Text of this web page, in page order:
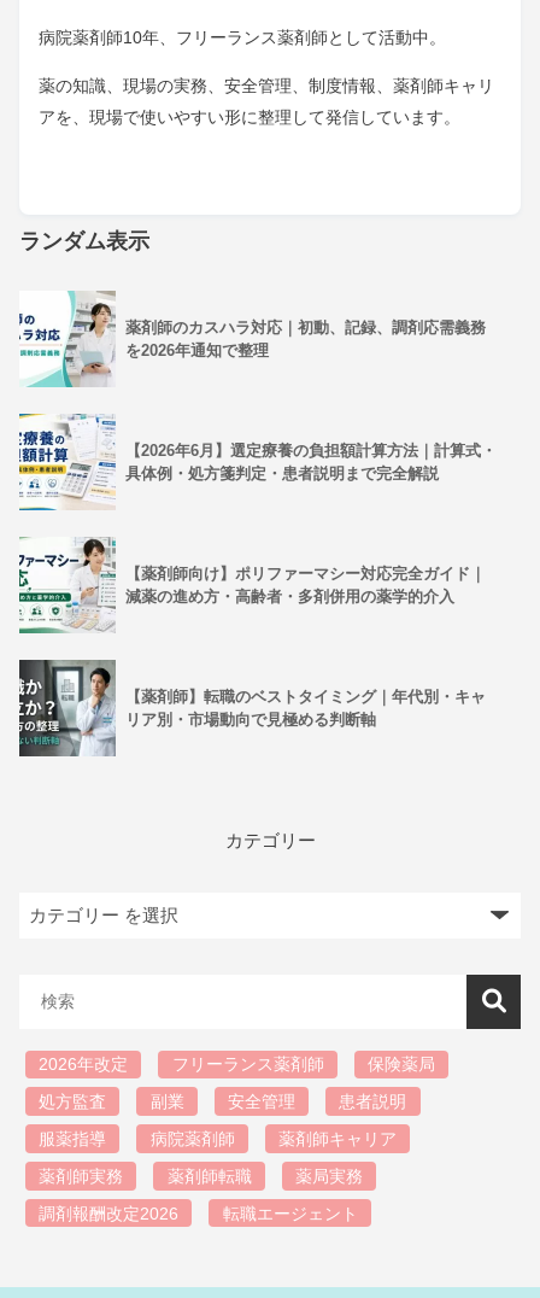
病院薬剤師10年、フリーランス薬剤師として活動中。
薬の知識、現場の実務、安全管理、制度情報、薬剤師キャリ
アを、現場で使いやすい形に整理して発信しています。
ランダム表示
薬剤師のカスハラ対応｜初動、記録、調剤応需義務
を2026年通知で整理
【2026年6月】選定療養の負担額計算方法｜計算式・
具体例・処方箋判定・患者説明まで完全解説
【薬剤師向け】ポリファーマシー対応完全ガイド｜
減薬の進め方・高齢者・多剤併用の薬学的介入
【薬剤師】転職のベストタイミング｜年代別・キャ
リア別・市場動向で見極める判断軸
カテゴリー
2026年改定 フリーランス薬剤師
保険薬局
処方監査
副業 安全管理
患者説明
服薬指導
病院薬剤師
薬剤師キャリア
薬剤師実務
薬剤師転職
薬局実務
調剤報酬改定2026
転職エージェント